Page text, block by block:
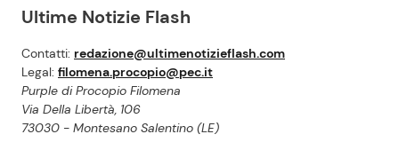
Ultime Notizie Flash
Contatti: redazione@ultimenotizieflash.com
Legal: filomena.procopio@pec.it
Purple di Procopio Filomena
Via Della Libertà, 106
73030 - Montesano Salentino (LE)